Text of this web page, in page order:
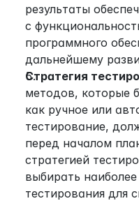
результаты
с
программного
дальнейшему
Стратегия
методов, которые
как ручное или
тестирование,
перед началом
стратегией
выбирать
тестирования для